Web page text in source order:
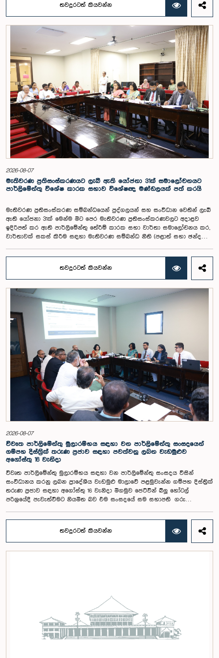
යන මහත්ම මහත්මීන්ගේ සහභාගීත්වයෙන් මෙම කාරක සභාව
පාර්ලිමේන්තුවේදී පසුගියදා (04) රැස්වූ අවස්ථාවේදීය. ශ්‍රී ලංකා ප්‍රජාතාන්ත්‍රික
සමාජවාදී ජනරජයේ ආණ්ඩුක්‍රම ව්‍යවස්ථාවේ 153(2) ව්‍යවස්ථාව ප්‍රකාරව
විගණකාධිපති ධුරයේ වැටුප් සම්බන්ධයෙන් අදාළ යෝජනාව කාරක සභාවේ
අවධානයට යොමු කර තිබිණි.එහිදී විගණකාධිපතිවරියගේ වගකීම්, රාජ්‍ය මූල්‍ය
අධීක්ෂණය හා විගණන ක්ෂේත්‍රයේ ස්වාධීනත්වය ඇතුළු කරුණු සැලකිල්ලට
ගනිමින් වැටුප් මට්ටම පිළිබඳව කාරක සභා සභාපතිවරයා ඇතුළු මන්ත්‍රීවරුන්
විසින් අදහස් හා යෝජනා ඉදිරිපත් කරන ලදී. ආණ්ඩුක්‍රම ව්‍යස්ථාවේ 170 වෙනි
ව්‍යවස්ථාව ප්‍රකාරව විගණකාධිපති රාජ්‍ය සේවකයකු නොවන බවත් පවත්නා
රාජ්‍ය වැටුප් පරිමාණයෙන් බැහැරව විගණකාධිපතිවරයාගේ වැටුප සඳහා
විශේෂ සැලකිල්ලක් යොමු කළ හැකි බවත් මෙහිදි වැඩිදුරටත් අදහස් දක්වමින්
කාරක සභාව පවසා සිටියේය. යොජිත වැටුප, මීට පෙර සිටි
විගණකාධිපතිවරුන්ගේ වැටුප් ද සලකා බලමින් මෙම තිරණයට එළඹුණ බව
නිලධාරීන් විසින් පවසන ලදී. මිට පෙර, එය ජාතික වැටුප් හා සේවක සංඛ්‍යා
කොමිෂන් සභාවෙන් තිරණය කළ ද වර්තමානයේ එවැනි කොමිසමක් නොමැති
බවත් නිලධාරීහු සදහන් කළහ.විගණකාධිපතිවරිය සඳහා යෝජිත වැටුප්
මට්ටම අනුමත කළ ද, එම තනතුරට පැවරී ඇති වගකීම් සහ කාර්යභාරය
සැලකිල්ලට ගනිමින් වැටුප තවදුරටත් ඉහළ මට්ටමක පැවතිය යුතු බවට කාරක
සභා සභාපතිවරයා ඇතුළු මන්ත්‍රීවරුන්ගේ අදහස විය. ඒ අනුව, අදාළ වැටුප්
මට්ටම සම්බන්ධයෙන් ඉදිරියේදී තවදුරටත් අවධානය යොමු කර අවශ්‍ය තීරණ
ගැනීමේ අවශ්‍යතාව ද කාරක සභාවේදී පෙන්වා දුන් අතර ස්ථිර සහ ස්වධින
වැටුප් හා සේවක සංඛ්‍යා කොමිෂන් සභාවක් ස්ථාපිත කරන ලෙස කාරක
තවදුරටත් කියවන්න
2026-08-07
මැතිවරණ ප්‍රතිසංස්කරණයට ලැබී ඇති යෝජනා 31ක් සමාලෝචනයට
පාර්ලිමේන්තු විශේෂ කාරක සභාව විශේෂඥ මණ්ඩලයක් පත් කරයි
මැතිවරණ ප්‍රතිසංස්කරණ සම්බන්ධයෙන් පුද්ගලයන් සහ සංවිධාන වෙතින් ලැබී
ඇති යෝජනා 31ක් මෙන්ම මීට පෙර මැතිවරණ ප්‍රතිසංස්කරණවලට අදාළව
ඉදිරිපත් කර ඇති පාර්ලිමේන්තු තේරීම් කාරක සභා වාර්තා සමාලෝචනය කර,
වාර්තාවක් සකස් කිරීම සඳහා මැතිවරණ සම්බන්ධ නීති (පළාත් සභා ඡන්ද
කාරක සභාව රාජ්‍ය පරිපාලන, පළාත් සභා සහ පළාත් පාලන ගරු අමාත්‍ය
මහාචාර්ය ඒ.එච්.එම්.එච්. අබයරත්න මහතාගේ සභාපතිත්වයෙන්
පාර්ලිමේන්තුවේදී පසුගියදා රැස් වූ අවස්ථාවේදීය.එහිදී 2004, 2007 සහ 2022
වසරවල පාර්ලිමේන්තු තේරීම් කාරක සභා වාර්තා මෙන්ම පුද්ගලයන් හා
සංවිධාන විසින් ඉදිරිපත් කර ඇති යෝජනා 31ක් පදනම් කර ගනිමින් මැතිවරණ
ප්‍රතිසංස්කරණ සම්බන්ධයෙන් දීර්ඝ ලෙස සාකච්ඡා කෙරිණි.සාකච්ඡාවේදී පළාත්
පාලන මැතිවරණ ක්‍රමය සඳහා මිශ්‍ර මැතිවරණ ක්‍රමයක් හඳුන්වා දීම, සුළු පක්ෂ
හා සුළුතර කණ්ඩායම්වල නියෝජනය තහවුරු කිරීම, කාන්තා නියෝජනය
වැඩිදියුණු කිරීම, විද්‍යුත් ඡන්ද ක්‍රමවේදයක් හඳුන්වා දීම සහ කල්තියා ඡන්දය
ප්‍රකාශ කිරීමේ පහසුකම් සැලසීම ඇතුළු යෝජනා පිළිබඳව අවධානය යොමු
විය. එමෙන්ම විදේශගත ශ්‍රී ලාංකිකයන්ට ඡන්ද අයිතිය ලබාදීම සම්බන්ධයෙන්
වන යෝජනා පිළිබඳව ද සලකා බැලුණු අතර, ඒ සඳහා අවශ්‍ය නීතිමය හා
පරිපාලනමය ප්‍රතිපාදන පිළිබඳ වැඩිදුර අධ්‍යයනය කිරීමේ අවශ්‍යතාව
අවධාරණය කෙරිණි.කාරක සභාව විසින් පත් කළ විශේෂඥ මණ්ඩලය මඟින්
ලැබී ඇති යෝජනා 31 සහ පූර්ව පාර්ලිමේන්තු තේරීම් කාරක සභා වාර්තා
විශ්ලේෂණය කර ප්‍රායෝගික නිර්දේශ සහිත වාර්තාවක් සකස් කිරීමට නියමිත
අතර, එම නිර්දේශ සමාලෝචනය කිරීම සඳහා ඉදිරි කටයුතු සිදු කිරීමට කාරක
සභාව තීරණය කළේය.මෙම රැස්වීමට කාරක සභා සාමාජික ගරු අමාත්‍ය
ආචාර්ය උපාලි පන්නිලගේ මහතා සහ ගරු පාර්ලිමේන්තු මන්ත්‍රීවරුන් වන රවී
කරුණානායක, රුවන්තිලක ජයකොඩි සහ කදිරවේලු ෂන්මුගම් කුගදාසන් යන
මහත්වරු සහභාගී වූහ.
තවදුරටත් කියවන්න
2026-08-07
විවෘත පාර්ලිමේන්තු මුලාරම්භය සඳහා වන පාර්ලිමේන්තු සංසදයෙන්
ගම්පහ දිස්ත්‍රික් තරුණ ප්‍රජාව සඳහා පවත්වනු ලබන වැඩමුළුව
අගෝස්තු 16 වැනිදා
විවෘත පාර්ලිමේන්තු මුලාරම්භය සඳහා වන පාර්ලිමේන්තු සංසදය විසින්
සංවිධානය කරනු ලබන ප්‍රාදේශීය වැඩමුළු මාලාවේ පළමුවැන්න ගම්පහ දිස්ත්‍රික්
තරුණ ප්‍රජාව සඳහා අගෝස්තු 16 වැනිදා මීගමුව ජෙට්වින් බ්ලූ හෝටල්
පරිශ්‍රයේදී පැවැත්වීමට නියමිත බව එම සංසදයේ සම සභාපති ගරු
සහභාගීත්වයෙන් විවෘත පාර්ලිමේන්තු සංකල්පය තවදුරටත් ප්‍රවර්ධනය කිරීමේ
අරමුණින් මෙම වැඩමුළු මාලාව සංවිධානය කෙරෙන අතර සංසදයේ සාමාජික
මන්ත්‍රීවරු මෙන්ම ගම්පහ දිස්ත්‍රික් පාර්ලිමේන්තු මන්ත්‍රීවරුන් ද මෙම අවස්ථාවට
සංසදයේ සාමාජික මන්ත්‍රීවරු සහ වැඩමුළු මාලාව සඳහා අනුග්‍රාහකත්වය
සපයන සංවර්ධන සහකරු වන CII (Coalition for Inclusive Impact)
ආයතනයේ නියෝජිතයෝ එක්ව සිටියහ.මෙම වැඩමුළුව සඳහා සහභාගීවීමට
අපේක්ෂා කරන ගම්පහ දිස්ත්‍රික්කයේ වයස අවු 18 – 35 අතර තරුණ තරුණියන්
https://forms.gle/aVp5UzhLbtPSmVap8 සබැඳිය ඔස්සේ අදාළ පෝරමය
සම්පූර්ණ කොට ලියාපදිංචි විය විය යුතුය.
තවදුරටත් කියවන්න